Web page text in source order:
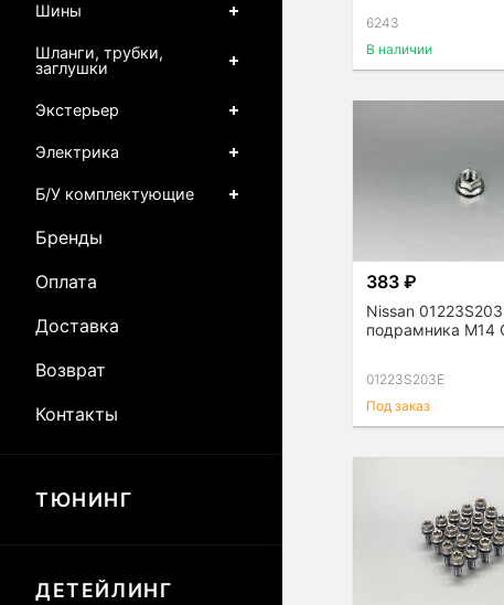
6243
В наличии
383 ₽
Nissan
подрамника М14
01223S203E
Под заказ
Шины
Шланги, трубки,
заглушки
Экстерьер
Электрика
Б/У комплектующие
Бренды
Оплата
Доставка
Возврат
Контакты
ТЮНИНГ
ДЕТЕЙЛИНГ